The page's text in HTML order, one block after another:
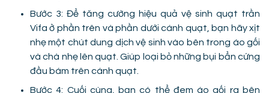
Bước 3: Để tăng cường hiệu quả vệ sinh quạt trần
Vifa ở phần trên và phần dưới cánh quạt, bạn hãy xịt
nhẹ một chút dung dịch vệ sinh vào bên trong áo gối
và chà nhẹ lên quạt. Giúp loại bỏ những bụi bẩn cứng
đầu bám trên cánh quạt.
Bước 4: Cuối cùng, bạn có thể đem áo gối ra bên